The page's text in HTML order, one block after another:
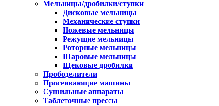
Мельницы/дробилки/ступки
Дисковые мельницы
Механические ступки
Ножевые мельницы
Режущие мельницы
Роторные мельницы
Шаровые мельницы
Щековые дробилки
Прободелители
Просеивающие машины
Сушильные аппараты
Таблеточные прессы